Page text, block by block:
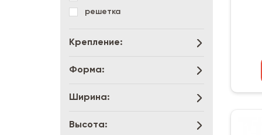
решетка
Крепление:
Форма:
Ширина:
Высота: